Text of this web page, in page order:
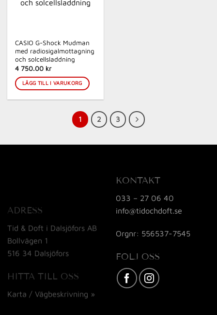
CASIO G-Shock Mudman
med radiosigalmottagning
och solcellsladdning
4 750.00 kr
LÄGG TILL I VARUKORG
1 2 3
ADRESS
Tid & Doft i Dalsjöfors AB
Bollvägen 1
516 34 Dalsjöfors
HITTA TILL OSS
Karta / Vägbeskrivning »
KONTAKT
033 – 27 06 40
info@tidochdoft.se
Orgnr: 556537-7545
FÖLJ OSS